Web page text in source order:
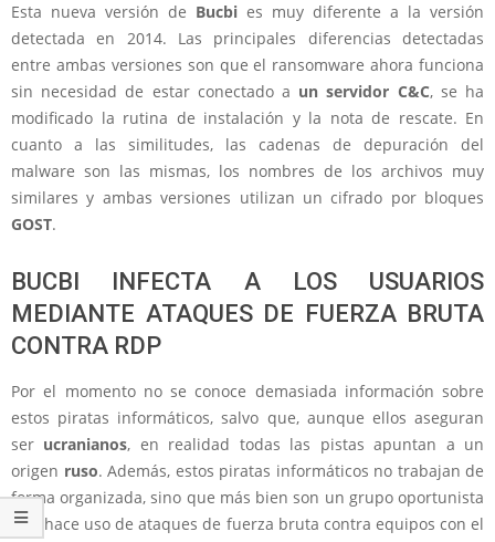
Esta nueva versión de Bucbi es muy diferente a la versión
detectada en 2014. Las principales diferencias detectadas
entre ambas versiones son que el ransomware ahora funciona
sin necesidad de estar conectado a un servidor C&C, se ha
modificado la rutina de instalación y la nota de rescate. En
cuanto a las similitudes, las cadenas de depuración del
malware son las mismas, los nombres de los archivos muy
similares y ambas versiones utilizan un cifrado por bloques
GOST.
BUCBI INFECTA A LOS USUARIOS
MEDIANTE ATAQUES DE FUERZA BRUTA
CONTRA RDP
Por el momento no se conoce demasiada información sobre
estos piratas informáticos, salvo que, aunque ellos aseguran
ser ucranianos, en realidad todas las pistas apuntan a un
origen ruso. Además, estos piratas informáticos no trabajan de
forma organizada, sino que más bien son un grupo oportunista
que hace uso de ataques de fuerza bruta contra equipos con el